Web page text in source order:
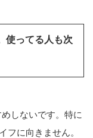
使ってる人も次
しないです。特に
フに向きません。